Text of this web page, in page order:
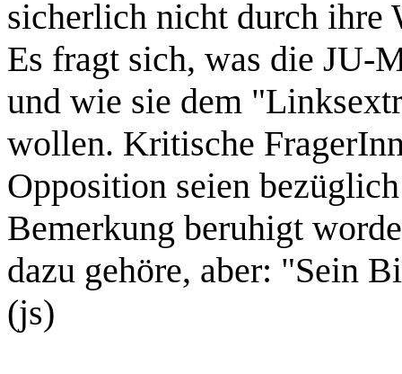
sicherlich nicht durch ihre
Es fragt sich, was die JU-
und wie sie dem
wollen. Kritische
Opposition seien
Bemerkung beruhigt
dazu gehöre, aber: "Sein
(js)